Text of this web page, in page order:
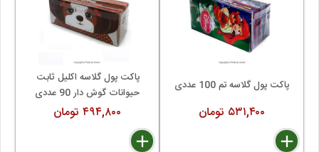
حیوانات گوش دار 90 عددی
۴۹۴,۸۰۰ تومان
delete
remove
add
پاکت پول گلاسه تم 100 عددی
۵۳۱,۴۰۰ تومان
delete
remove
add